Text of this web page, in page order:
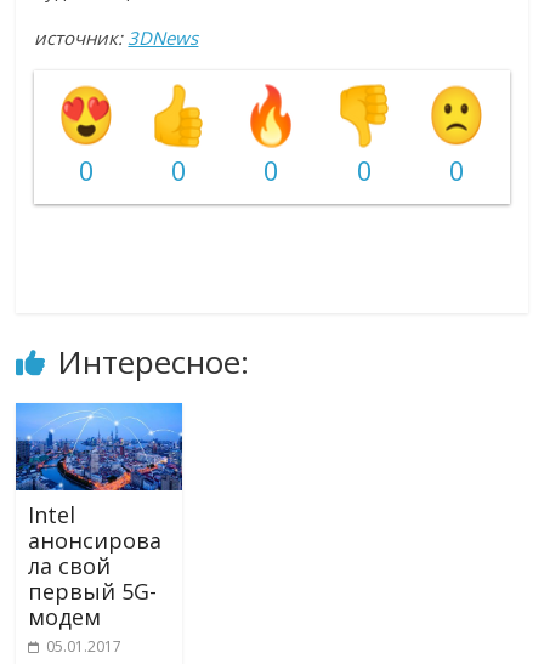
источник: 3DNews
0 0 0 0 0
Интересное:
Intel
анонсирова
ла свой
первый 5G-
модем
05.01.2017